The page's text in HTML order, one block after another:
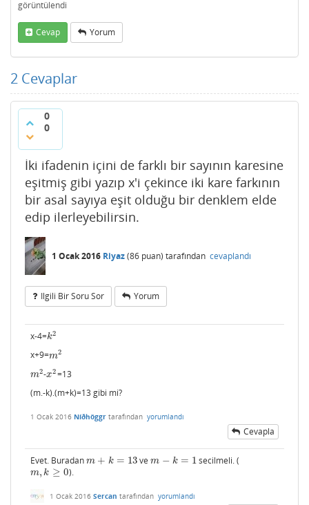
görüntülendi
Cevap Yorum
2 Cevaplar
0
0
İki ifadenin içini de farklı bir sayının karesine
eşitmiş gibi yazıp x'i çekince iki kare farkının
bir asal sayıya eşit olduğu bir denklem elde
edip ilerleyebilirsin.
1 Ocak 2016 Riyaz(86 puan) tarafından cevaplandı
Ilgili Bir Soru Sor Yorum
x-4=k2
k2
x+9=m2
m2
m2
m2-x2
x2=13
(m.-k).(m+k)=13 gibi mi?
1 Ocak 2016 Níðhöggr tarafından yorumlandı
Cevapla
Evet. Buradan m + k = 13
m+k= 13 vem − k = 1
m−k= 1 secilmeli. (
m, k ≥ 0
m,k≥ 0 ).
1 Ocak 2016 Sercan tarafından yorumlandı